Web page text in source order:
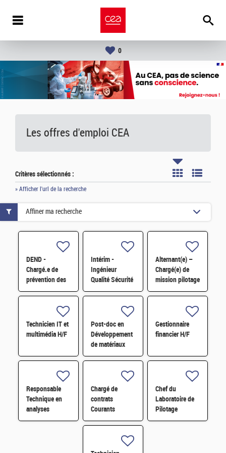
0
Les offres d'emploi CEA
Critères sélectionnés :
» Afficher l'url de la recherche
DEND -
Chargé.e de
prévention des
risques
et conseiller.e
en
radioprotection
Intérim -
Ingénieur
Qualité Sécurité
Environnement
Alternant(e) –
Chargé(e) de
mission pilotage
de projets et
digitale H/F
Technicien IT et
multimédia H/F
Post-doc en
Développement
de matériaux
dérivés de
fonctionnalisé
par des
composés redox
H/F
Gestionnaire
financier H/F
Responsable
Technique en
analyses
radiologiques
Chargé de
contrats
Courants
Faibles (CFA)
Chef du
Laboratoire de
Pilotage
Intelligent des
Affiner ma recherche